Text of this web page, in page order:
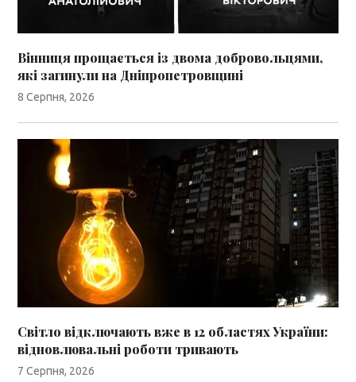
Вінниця прощається із двома добровольцями,
які загинули на Дніпропетровщині
8 Серпня, 2026
Світло відключають вже в 12 областях України:
відновлювальні роботи тривають
7 Серпня, 2026